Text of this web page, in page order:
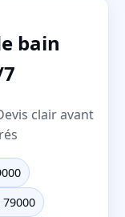
bain
clair avant